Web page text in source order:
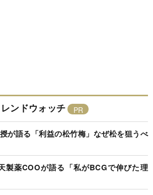
レンドウォッチ
が語る「利益の松竹梅」なぜ松を狙うべ
製薬COOが語る「私がBCGで伸びた理